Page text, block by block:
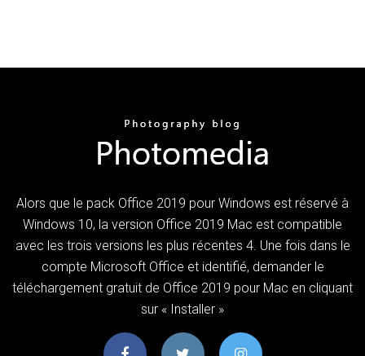
Alors que le pack Office 2019 pour Windows est réservé à
Windows 10, la version Office 2019 Mac est compatible
avec les trois versions les plus récentes 4. Une fois dans le
compte Microsoft Office et identifié, demander le
téléchargement gratuit de Office 2019 pour Mac en cliquant
sur « Installer »